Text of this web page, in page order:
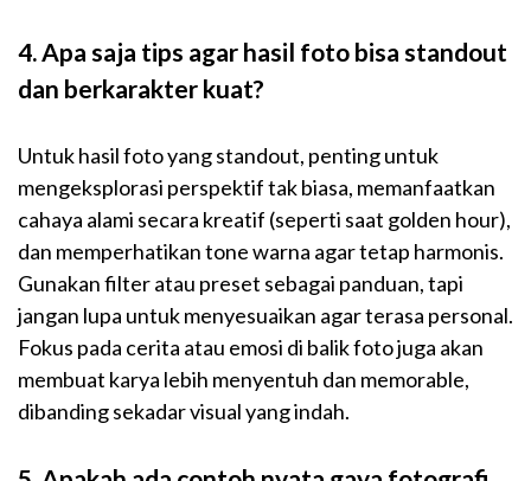
4. Apa saja tips agar hasil foto bisa standout
dan berkarakter kuat?
Untuk hasil foto yang standout, penting untuk
mengeksplorasi perspektif tak biasa, memanfaatkan
cahaya alami secara kreatif (seperti saat golden hour),
dan memperhatikan tone warna agar tetap harmonis.
Gunakan filter atau preset sebagai panduan, tapi
jangan lupa untuk menyesuaikan agar terasa personal.
Fokus pada cerita atau emosi di balik foto juga akan
membuat karya lebih menyentuh dan memorable,
dibanding sekadar visual yang indah.